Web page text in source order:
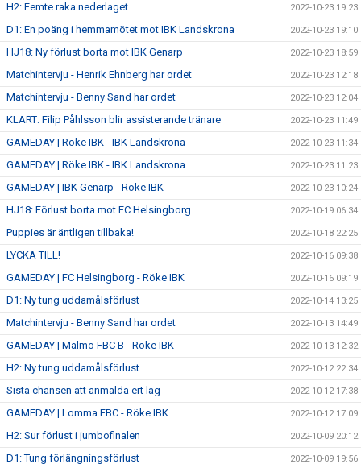
H2: Femte raka nederlaget 2022-10-23 19:23
D1: En poäng i hemmamötet mot IBK Landskrona 2022-10-23 19:10
HJ18: Ny förlust borta mot IBK Genarp 2022-10-23 18:59
Matchintervju - Henrik Ehnberg har ordet 2022-10-23 12:18
Matchintervju - Benny Sand har ordet 2022-10-23 12:04
KLART: Filip Påhlsson blir assisterande tränare 2022-10-23 11:49
GAMEDAY | Röke IBK - IBK Landskrona 2022-10-23 11:34
GAMEDAY | Röke IBK - IBK Landskrona 2022-10-23 11:23
GAMEDAY | IBK Genarp - Röke IBK 2022-10-23 10:24
HJ18: Förlust borta mot FC Helsingborg 2022-10-19 06:34
Puppies är äntligen tillbaka! 2022-10-18 22:25
LYCKA TILL! 2022-10-16 09:38
GAMEDAY | FC Helsingborg - Röke IBK 2022-10-16 09:19
D1: Ny tung uddamålsförlust 2022-10-14 13:25
Matchintervju - Benny Sand har ordet 2022-10-13 14:49
GAMEDAY | Malmö FBC B - Röke IBK 2022-10-13 12:32
H2: Ny tung uddamålsförlust 2022-10-12 22:34
Sista chansen att anmälda ert lag 2022-10-12 17:38
GAMEDAY | Lomma FBC - Röke IBK 2022-10-12 17:09
H2: Sur förlust i jumbofinalen 2022-10-09 20:12
D1: Tung förlängningsförlust 2022-10-09 19:56